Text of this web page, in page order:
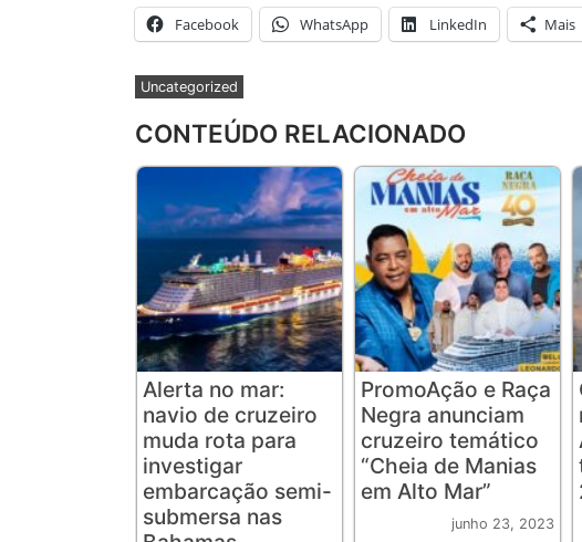
Facebook WhatsApp LinkedIn Mais
Uncategorized
CONTEÚDO RELACIONADO
Alerta no mar:
navio de cruzeiro
muda rota para
investigar
embarcação semi-
submersa nas
PromoAção e Raça
Negra anunciam
cruzeiro temático
“Cheia de Manias
em Alto Mar”
junho 23, 2023